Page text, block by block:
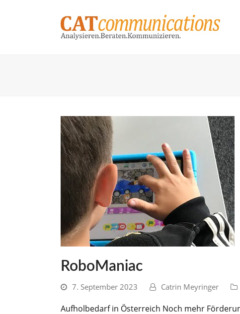
RoboManiac
7. September 2023 Catrin Meyringer
Aufholbedarf in Österreich Noch mehr